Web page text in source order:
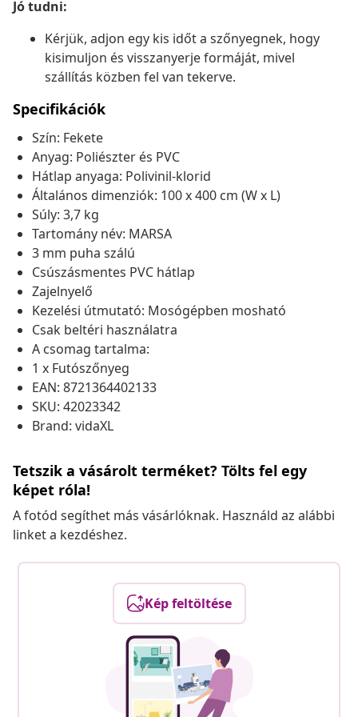
Jó tudni:
Kérjük, adjon egy kis időt a szőnyegnek, hogy
kisimuljon és visszanyerje formáját, mivel
szállítás közben fel van tekerve.
Specifikációk
Szín: Fekete
Anyag: Poliészter és PVC
Hátlap anyaga: Polivinil-klorid
Általános dimenziók: 100 x 400 cm (W x L)
Súly: 3,7 kg
Tartomány név: MARSA
3 mm puha szálú
Csúszásmentes PVC hátlap
Zajelnyelő
Kezelési útmutató: Mosógépben mosható
Csak beltéri használatra
A csomag tartalma:
1 x Futószőnyeg
EAN: 8721364402133
SKU: 42023342
Brand: vidaXL
Tetszik a vásárolt terméket? Tölts fel egy
képet róla!
A fotód segíthet más vásárlóknak. Használd az alábbi
linket a kezdéshez.
Kép feltöltése